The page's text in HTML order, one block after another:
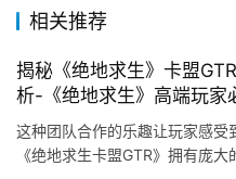
相关推荐
揭秘《绝地求生》卡盟
析-《绝地求生》高端玩家
险规避
这种团队合作的乐趣让玩家感
《绝地求生卡盟GTR》拥有庞